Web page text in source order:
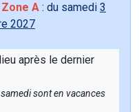
Zone A : du samedi 3
2027
après le dernier
sont en vacances